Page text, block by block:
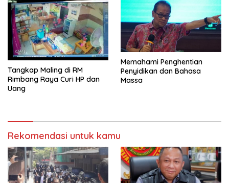
Tangkap Maling di RM
Rimbang Raya Curi HP dan
Uang
Memahami Penghentian
Penyidikan dan Bahasa
Massa
Rekomendasi untuk kamu